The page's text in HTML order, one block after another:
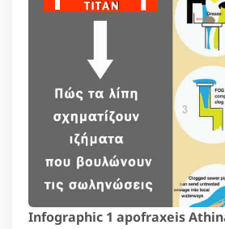
Infographic 1 apofraxeis